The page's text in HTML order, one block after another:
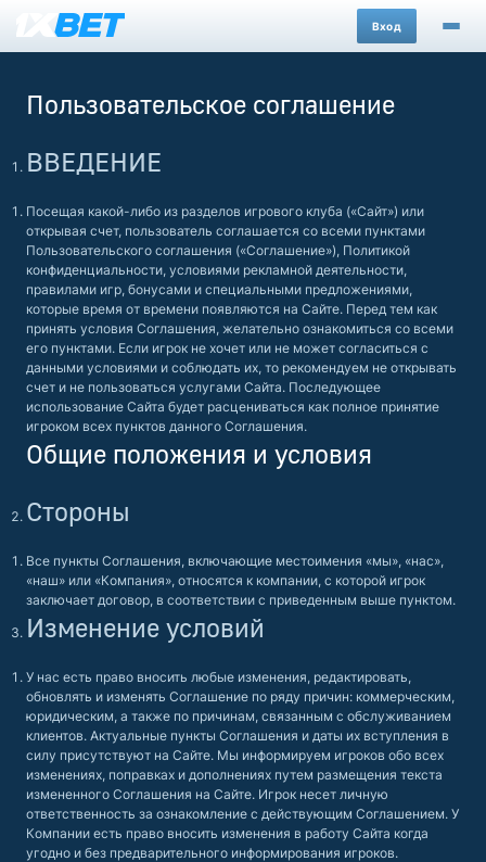
Вход
Пользовательское соглашение
ВВЕДЕНИЕ
Посещая какой-либо из разделов игрового клуба («Сайт») или
открывая счет, пользователь соглашается со всеми пунктами
Пользовательского соглашения («Соглашение»), Политикой
конфиденциальности, условиями рекламной деятельности,
правилами игр, бонусами и специальными предложениями,
которые время от времени появляются на Сайте. Перед тем как
принять условия Соглашения, желательно ознакомиться со всеми
его пунктами. Если игрок не хочет или не может согласиться с
данными условиями и соблюдать их, то рекомендуем не открывать
счет и не пользоваться услугами Сайта. Последующее
использование Сайта будет расцениваться как полное принятие
игроком всех пунктов данного Соглашения.
Общие положения и условия
Стороны
Все пункты Соглашения, включающие местоимения «мы», «нас»,
«наш» или «Компания», относятся к компании, с которой игрок
заключает договор, в соответствии с приведенным выше пунктом.
Изменение условий
У нас есть право вносить любые изменения, редактировать,
обновлять и изменять Соглашение по ряду причин: коммерческим,
юридическим, а также по причинам, связанным с обслуживанием
клиентов. Актуальные пункты Соглашения и даты их вступления в
силу присутствуют на Сайте. Мы информируем игроков обо всех
изменениях, поправках и дополнениях путем размещения текста
измененного Соглашения на Сайте. Игрок несет личную
ответственность за ознакомление с действующим Соглашением. У
Компании есть право вносить изменения в работу Сайта когда
угодно и без предварительного информирования игроков.